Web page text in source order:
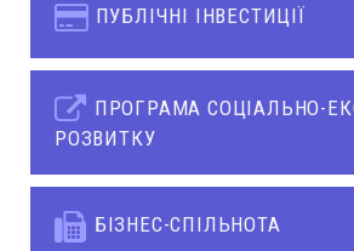
ПУБЛІЧНІ ІНВЕСТИЦІЇ
ПРОГРАМА СОЦІАЛЬНО-
РОЗВИТКУ
БІЗНЕС-СПІЛЬНОТА